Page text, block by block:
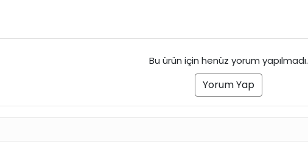
Bu ürün için henüz yorum yapılmadı.
Yorum Yap